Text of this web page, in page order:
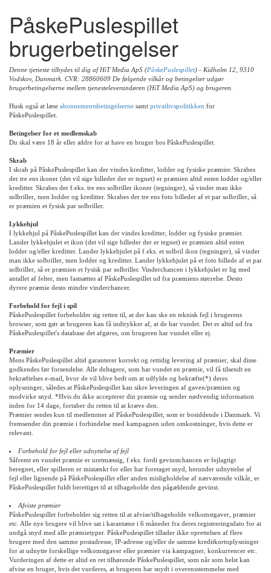
PåskePuslespillet
brugerbetingelser
Denne tjeneste tilbydes til dig af HiT Media ApS (PåskePuslespillet) - Kidholm 12, 9310
Vodskov, Danmark. CVR: 28860609 De følgende vilkår og betingelser udgør
brugerbetingelserne mellem tjenesteleverandøren (HiT Media ApS) og brugeren.
Husk også at læse abonnementsbetingelserne samt privatlivspolitikken for
PåskePuslespillet.
Betingelser for et medlemskab
Du skal være 18 år eller ældre for at have en bruger hos PåskePuslespillet.
Skrab
I skrab på PåskePuslespillet kan der vindes kreditter, lodder og fysiske præmier. Skrabes
der tre ens ikoner (det vil sige billeder der er tegnet) er præmien altid enten lodder og/eller
kreditter. Skrabes der f.eks. tre ens solbriller ikoner (tegninger), så vinder man ikke
solbriller, men lodder og kreditter. Skrabes der tre ens foto billeder af et par solbriller, så
er præmien et fysisk par solbriller.
Lykkehjul
I lykkehjul på PåskePuslespillet kan der vindes kreditter, lodder og fysiske præmier.
Lander lykkehjulet et ikon (det vil sige billeder der er tegnet) er præmien altid enten
lodder og/eller kreditter. Lander lykkehjulet på f.eks. et solbril ikon (tegninger), så vinder
man ikke solbriller, men lodder og kreditter. Lander lykkehjulet på et foto billede af et par
solbriller, så er præmien et fysisk par solbriller. Vinderchancen i lykkehjulet er lig med
antallet af felter, men fastsættes af PåskePuslespillet ud fra præmiens størrelse. Desto
dyrere præmie desto mindre vinderchancer.
Forbehold for fejl i spil
PåskePuslespillet forbeholder sig retten til, at der kan ske en teknisk fejl i brugerens
browser, som gør at brugeren kan få indtrykker af, at de har vundet. Det er altid ud fra
PåskePuslespillet's database det afgøres, om brugeren har vundet eller ej.
Præmier
Mens PåskePuslespillet altid garanterer korrekt og rettidig levering af præmier, skal disse
godkendes før forsendelse. Alle deltagere, som har vundet en præmie, vil få tilsendt en
bekræftelses e-mail, hvor de vil blive bedt om at udfylde og bekræfte(*) deres
oplysninger, således at PåskePuslespillet kan sikre leveringen af gaven/præmien og
modvirke snyd. *Hvis du ikke accepterer din præmie og sender nødvendig information
inden for 14 dage, fortaber du retten til at kræve den.
Præmier sendes kun til medlemmer af PåskePuslespillet, som er bosiddende i Danmark. Vi
fremsender din præmie i forbindelse med kampagnen uden omkostninger, hvis dette er
relevant.
Forbehold for fejl eller udnyttelse af fejl
Såfremt en vundet præmie er uretmæssig, f.eks. fordi gevinstchancen er fejlagtigt
beregnet, eller spilleren er mistænkt for eller har foretaget snyd, herunder udnyttelse af
fejl eller lignende på PåskePuslespillet eller anden misligholdelse af nærværende vilkår, er
PåskePuslespillet fuldt berettiget til at tilbageholde den pågældende gevinst.
Afviste præmier
PåskePuslespillet forbeholder sig retten til at afvise/tilbageholde velkomstgaver, præmier
etc. Alle nye brugere vil blive sat i karantæne i 6 måneder fra deres registreringsdato for at
undgå snyd med alle præmietyper. PåskePuslespillet tillader ikke oprettelsen af flere
brugere med den samme postadresse, IP-adresse og/eller de samme kreditkortoplysninger
for at udnytte forskellige velkomstgaver eller præmier via kampagner, konkurrencer etc.
Vurderingen af dette er altid en ret tilhørende PåskePuslespillet, som når som helst kan
afvise en bruger, hvis det vurderes, at brugeren har snydt i overensstemmelse med